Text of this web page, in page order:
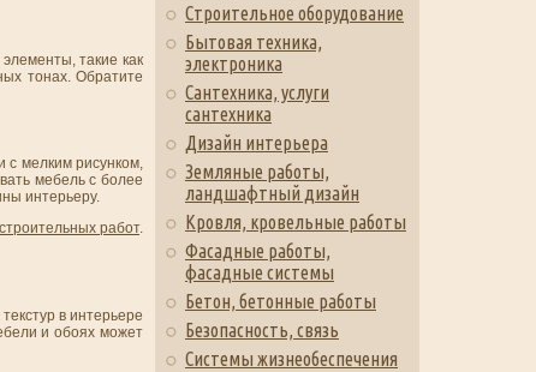
такие как
тонах. Обратите
мелким рисунком,
мебель с более
интерьеру.
работ.
в интерьере
и обоях может
Строительное оборудование
Бытовая техника,
электроника
Сантехника, услуги
сантехника
Дизайн интерьера
Земляные работы,
ландшафтный дизайн
Кровля, кровельные работы
Фасадные работы,
фасадные системы
Бетон, бетонные работы
Безопасность, связь
Системы жизнеобеспечения